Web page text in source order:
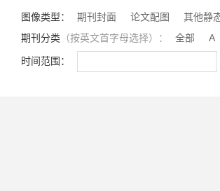
图像类型： 期刊封面 论文配图 其他静
期刊分类 （按英文首字母选择）： 全部 A
时间范围：